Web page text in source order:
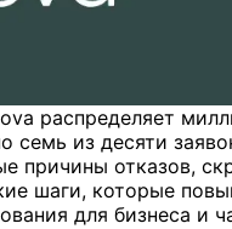
распределяет
семь из десяти
причины отказов,
шаги, которые
для бизнеса и